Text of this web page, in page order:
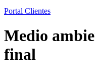
Portal Clientes
Medio
final